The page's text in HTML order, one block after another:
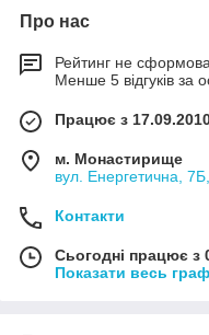
Про нас
Рейтинг не
Менше 5 відгуків за
Працює з
м. Монастирище
вул. Енергетична,
Контакти
Сьогодні працює з
Показати весь